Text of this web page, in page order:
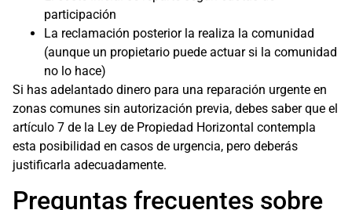
participación
La reclamación posterior la realiza la comunidad
(aunque un propietario puede actuar si la comunidad
no lo hace)
Si has adelantado dinero para una reparación urgente en
zonas comunes sin autorización previa, debes saber que el
artículo 7 de la Ley de Propiedad Horizontal contempla
esta posibilidad en casos de urgencia, pero deberás
justificarla adecuadamente.
Preguntas frecuentes sobre